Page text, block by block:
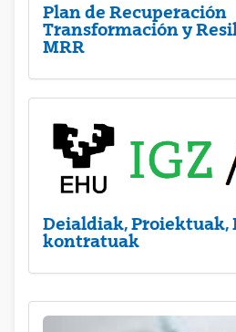
Plan de Recuperación
Transformación y
MRR
Deialdiak, Proiektuak,
kontratuak